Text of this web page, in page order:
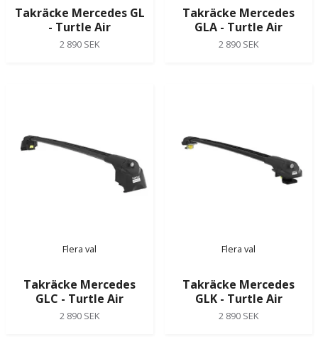
Takräcke Mercedes GL
- Turtle Air
2 890 SEK
Takräcke Mercedes
GLA - Turtle Air
2 890 SEK
Flera val
Takräcke Mercedes
GLC - Turtle Air
2 890 SEK
Flera val
Takräcke Mercedes
GLK - Turtle Air
2 890 SEK